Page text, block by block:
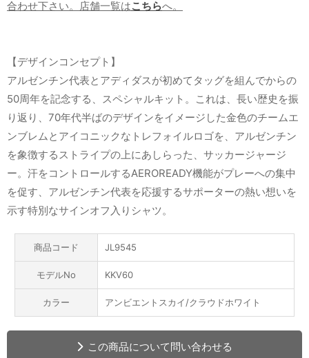
合わせ下さい。店舗一覧はこちらへ。
【デザインコンセプト】
アルゼンチン代表とアディダスが初めてタッグを組んでからの
50周年を記念する、スペシャルキット。これは、長い歴史を振
り返り、70年代半ばのデザインをイメージした金色のチームエ
ンブレムとアイコニックなトレフォイルロゴを、アルゼンチン
を象徴するストライプの上にあしらった、サッカージャージ
ー。汗をコントロールするAEROREADY機能がプレーへの集中
を促す、アルゼンチン代表を応援するサポーターの熱い想いを
示す特別なサインオフ入りシャツ。
商品コード JL9545
モデルNo KKV60
カラー アンビエントスカイ/クラウドホワイト
この商品について問い合わせる